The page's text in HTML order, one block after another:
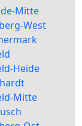
Mitte
West
Heide
Mitte